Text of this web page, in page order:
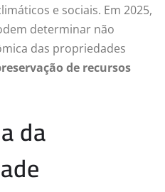
e sociais. Em 2025,
determinar não
das propriedades
de recursos
da